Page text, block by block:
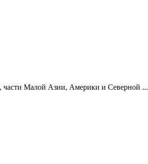
части Малой Азии, Америки и Северной ...